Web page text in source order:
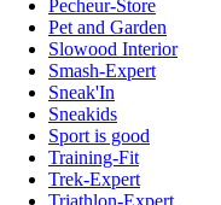
Pecheur-Store
Pet and Garden
Slowood Interior
Smash-Expert
Sneak'In
Sneakids
Sport is good
Training-Fit
Trek-Expert